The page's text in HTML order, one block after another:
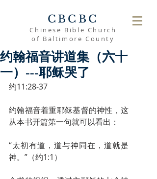
CBCBC
Chinese Bible Church
of Baltimore County
约翰福音讲道集（六十
一）---耶稣哭了
约11:28-37
约翰福音着重耶稣基督的神性，这
从本书开篇第一句就可以看出：
“太初有道，道与神同在，道就是
神。”（约1:1）